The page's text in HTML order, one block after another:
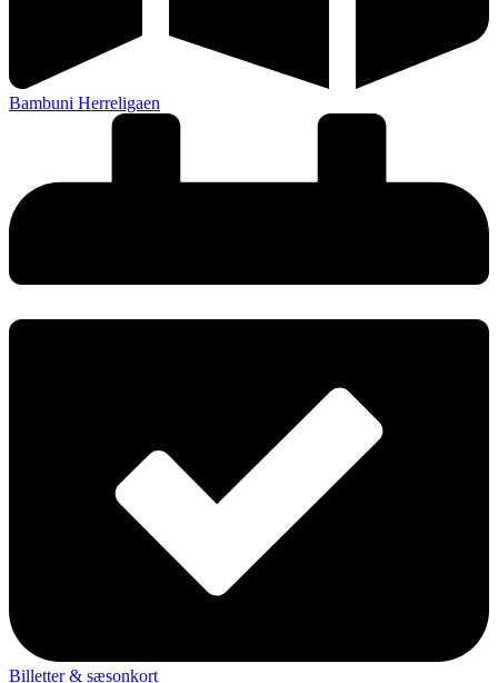
Bambuni Herreligaen
Billetter & sæsonkort